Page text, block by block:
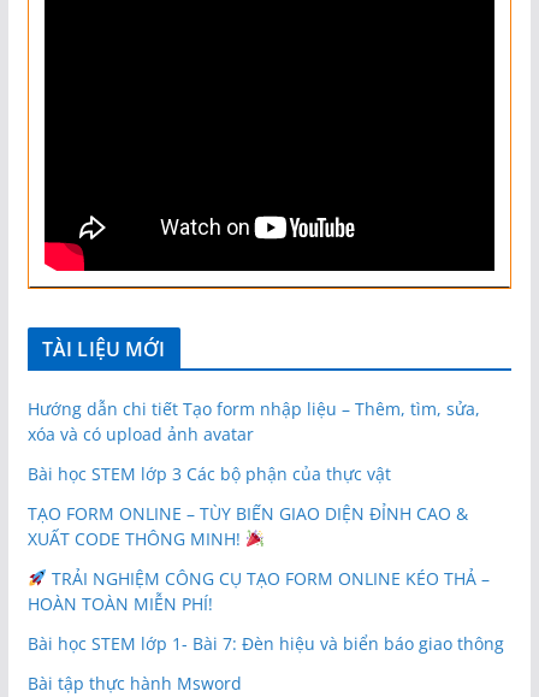
TÀI LIỆU MỚI
Hướng dẫn chi tiết Tạo form nhập liệu – Thêm, tìm, sửa,
xóa và có upload ảnh avatar
Bài học STEM lớp 3 Các bộ phận của thực vật
TẠO FORM ONLINE – TÙY BIẾN GIAO DIỆN ĐỈNH CAO &
XUẤT CODE THÔNG MINH!
TRẢI NGHIỆM CÔNG CỤ TẠO FORM ONLINE KÉO THẢ –
HOÀN TOÀN MIỄN PHÍ!
Bài học STEM lớp 1- Bài 7: Đèn hiệu và biển báo giao thông
Bài tập thực hành Msword